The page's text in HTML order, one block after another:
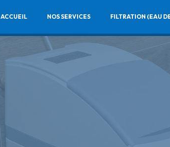
ACCUEIL NOS SERVICES FILTRATION (EAU